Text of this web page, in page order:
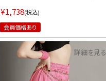
イト)
¥1,738 税込
会員価格あり
詳細を見る